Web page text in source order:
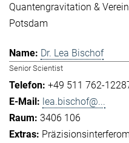
Quantengravitation &
Potsdam
Dr. Lea Bischof
Senior Scientist
+49 511 762-
lea.bischof@...
3406 106